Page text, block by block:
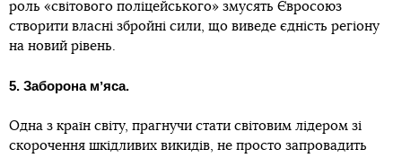
роль «світового поліцейського» змусять Євросоюз
створити власні збройні сили, що виведе єдність регіону
на новий рівень.
5. Заборона мʼяса.
Одна з країн світу, прагнучи стати світовим лідером зі
скорочення шкідливих викидів, не просто запровадить